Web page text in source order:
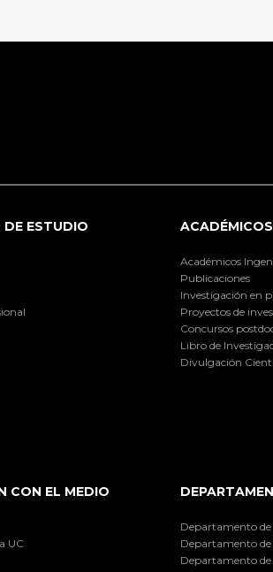
DE ESTUDIO
Académicos
Publicaciones
Investigación en
Proyectos de
Concursos
Libro de
Divulgación
CON EL MEDIO
UC
Departamento de
Departamento
Departamento